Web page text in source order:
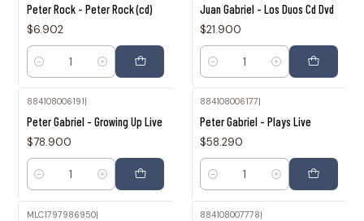
Peter Rock - Peter Rock (cd)
$6.902
Cantidad
Juan Gabriel - Los Duos Cd Dvd
$21.900
Cantidad
884108006191
Peter Gabriel - Growing Up Live
$78.900
Cantidad
884108006177
Peter Gabriel - Plays Live
$58.290
Cantidad
MLC1797986950| 884108007778|